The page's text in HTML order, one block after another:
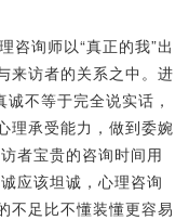
咨询师以“真正的我”出
来访者的关系之中。进
不等于完全说实话，
理承受能力，做到委婉
者宝贵的咨询时间用
应该坦诚，心理咨询
不足比不懂装懂更容易